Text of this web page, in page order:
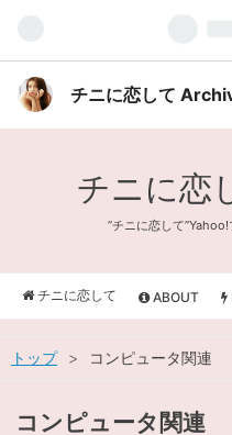
チニに恋して
チニに恋
”チニに恋して
チニに恋して ABOUT
トップ > コンピュータ関連
コンピュータ関連